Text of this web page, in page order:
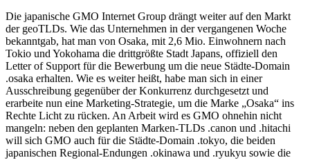
Die japanische GMO Internet Group drängt weiter auf den Markt
der geoTLDs. Wie das Unternehmen in der vergangenen Woche
bekanntgab, hat man von Osaka, mit 2,6 Mio. Einwohnern nach
Tokio und Yokohama die drittgrößte Stadt Japans, offiziell den
Letter of Support für die Bewerbung um die neue Städte-Domain
.osaka erhalten. Wie es weiter heißt, habe man sich in einer
Ausschreibung gegenüber der Konkurrenz durchgesetzt und
erarbeite nun eine Marketing-Strategie, um die Marke „Osaka“ ins
Rechte Licht zu rücken. An Arbeit wird es GMO ohnehin nicht
mangeln: neben den geplanten Marken-TLDs .canon und .hitachi
will sich GMO auch für die Städte-Domain .tokyo, die beiden
japanischen Regional-Endungen .okinawa und .ryukyu sowie die